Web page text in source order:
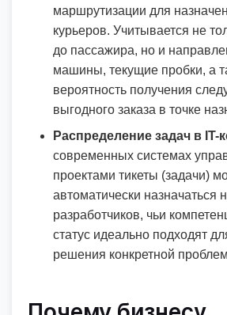
маршрутизации для
курьеров. Учитывается не
до пассажира, но и
машины, текущие пробки, а
вероятность получения
выгодного заказа в точке
Распределение задач в IT-
современных системах
проектами тикеты (задачи)
автоматически назначаться
разработчиков, чьи
статус идеально подходят
решения конкретной